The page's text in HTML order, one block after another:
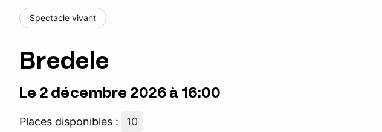
Spectacle vivant
Bredele
Le 2 décembre 2026 à 16:00
Places disponibles : 10